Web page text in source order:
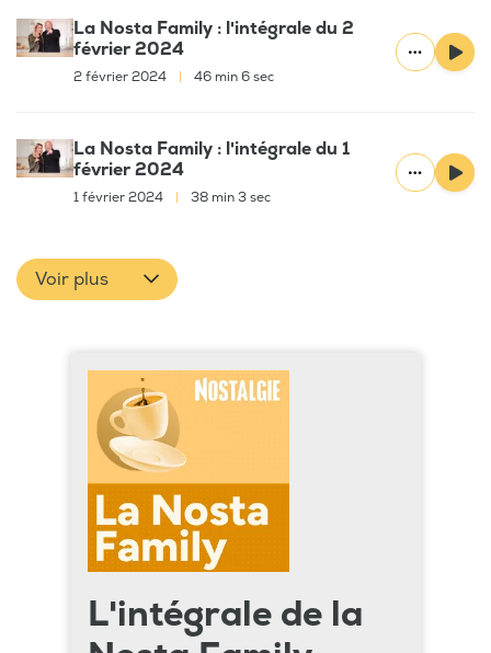
La Nosta Family : l'intégrale du 2
février 2024
2 février 2024 46 min 6 sec
La Nosta Family : l'intégrale du 1
février 2024
1 février 2024 38 min 3 sec
Voir plus
L'intégrale de la